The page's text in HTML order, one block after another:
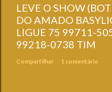
LEVE O SHOW
DO AMADO
LIGUE 75 99711-
99218-0738 TIM
Compartilhar 1 comentário